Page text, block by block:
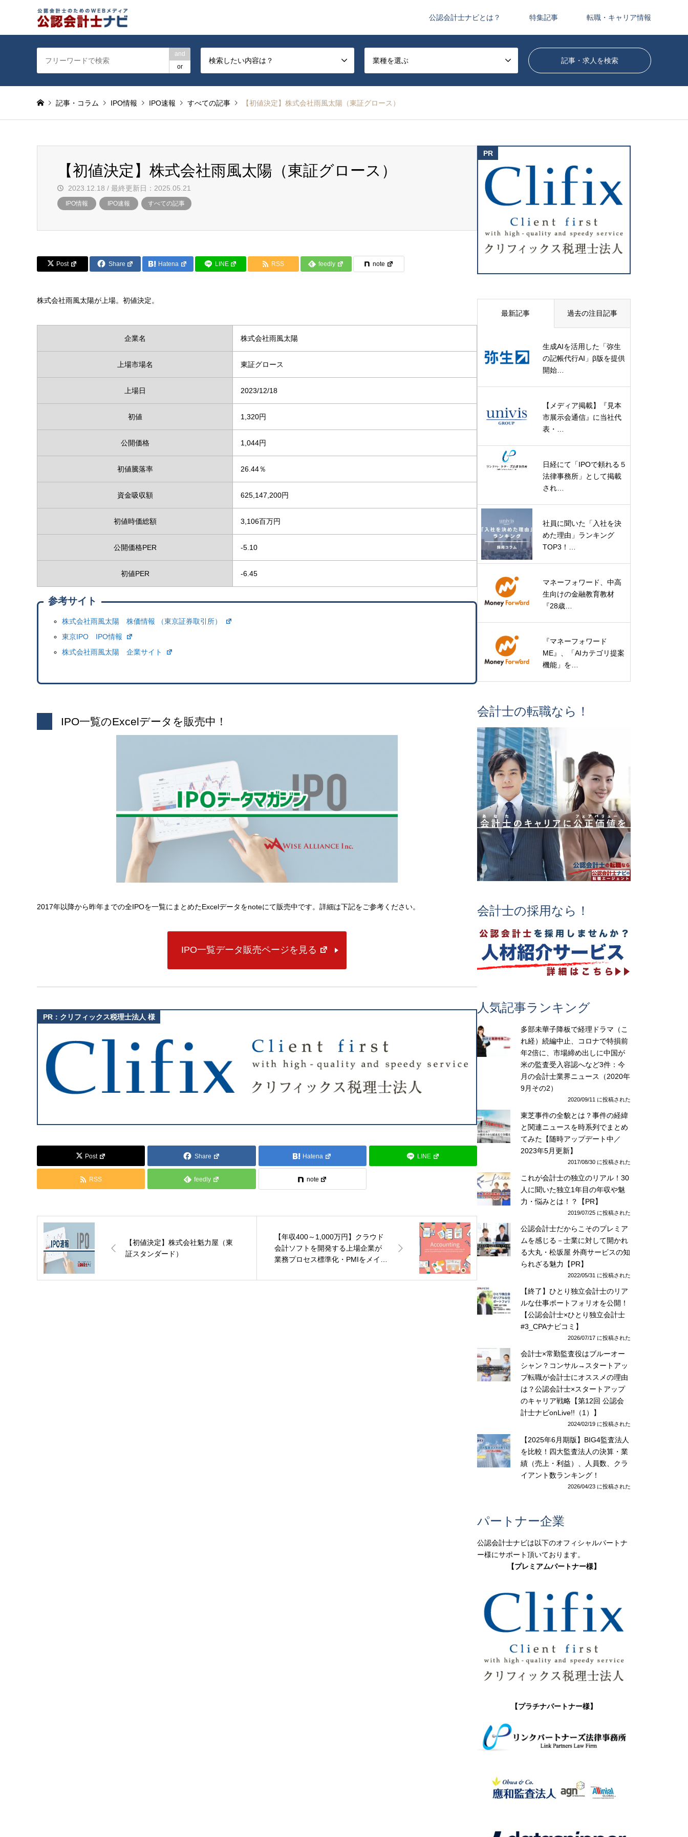
公認会計士ナビとは？ 特集記事 転職・キャリア情報
and
or
検索したい内容は？ 業種を選ぶ
記事・コラム IPO情報 IPO速報 すべての記事 【初値決定】株式会社雨風太陽（東証グロース）
【初値決定】株式会社雨風太陽（東証グロース）
2023.12.18 / 最終更新日：2025.05.21
IPO情報 IPO速報 すべての記事
Post Share Hatena LINE RSS feedly note
株式会社雨風太陽が上場。初値決定。
企業名 株式会社雨風太陽
上場市場名 東証グロース
上場日 2023/12/18
初値 1,320円
公開価格 1,044円
初値騰落率 26.44％
資金吸収額 625,147,200円
初値時価総額 3,106百万円
公開価格PER -5.10
初値PER -6.45
参考サイト
株式会社雨風太陽 株価情報 （東京証券取引所）
東京IPO IPO情報
株式会社雨風太陽 企業サイト
IPO一覧のExcelデータを販売中！
2017年以降から昨年までの全IPOを一覧にまとめたExcelデータをnoteにて販売中です。詳細は下記をご参考ください。
IPO一覧データ販売ページを見る
Post Share Hatena LINE
RSS feedly note
【初値決定】株式会社魁力屋（東
証スタンダード）
【年収400～1,000万円】クラウド
会計ソフトを開発する上場企業が
業務プロセス標準化・PMIをメイン
最新記事 過去の注目記事
生成AIを活用した「弥生
の記帳代行AI」β版を提供
開始…
【メディア掲載】『見本
市展示会通信』に当社代
表・…
日経にて「IPOで頼れる５
法律事務所」として掲載
され…
社員に聞いた「入社を決
めた理由」ランキング
TOP3！…
マネーフォワード、中高
生向けの金融教育教材
『28歳…
『マネーフォワード
ME』、「AIカテゴリ提案
機能」を…
会計士の転職なら！
会計士の採用なら！
人気記事ランキング
多部未華子降板で経理ドラマ（こ
れ経）続編中止、コロナで特損前
年2倍に、市場締め出しに中国が
米の監査受入容認へなど3件：今
月の会計士業界ニュース（2020年
9月その2）
2020/09/11 に投稿された
東芝事件の全貌とは？事件の経緯
と関連ニュースを時系列でまとめ
てみた【随時アップデート中／
2023年5月更新】
2017/08/30 に投稿された
これが会計士の独立のリアル！30
人に聞いた独立1年目の年収や魅
力・悩みとは！？【PR】
2019/07/25 に投稿された
公認会計士だからこそのプレミア
ムを感じる－士業に対して開かれ
る大丸・松坂屋 外商サービスの知
られざる魅力【PR】
2022/05/31 に投稿された
【終了】ひとり独立会計士のリア
ルな仕事ポートフォリオを公開！
【公認会計士×ひとり独立会計士
#3_CPAナビコミ】
2026/07/17 に投稿された
会計士×常勤監査役はブルーオー
シャン？コンサル→スタートアッ
プ転職が会計士にオススメの理由
は？公認会計士×スタートアップ
のキャリア戦略【第12回 公認会
計士ナビonLive!!（1）】
2024/02/19 に投稿された
【2025年6月期版】BIG4監査法人
を比較！四大監査法人の決算・業
績（売上・利益）、人員数、クラ
イアント数ランキング！
2026/04/23 に投稿された
パートナー企業
公認会計士ナビは以下のオフィシャルパートナ
ー様にサポート頂いております。
【プレミアムパートナー様】
【プラチナパートナー様】